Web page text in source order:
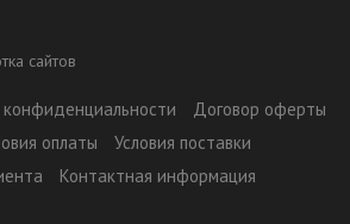
Договор оферты
оплаты
Условия поставки
Контактная информация